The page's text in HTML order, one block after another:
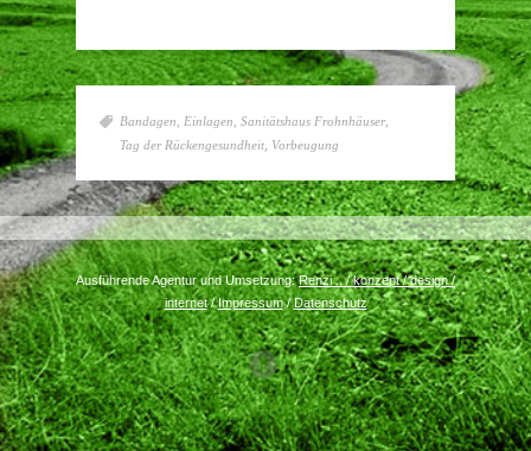
Bandagen Einlagen Sanitätshaus Frohnhäuser
Tag der Rückengesundheit Vorbeugung
Ausführende Agentur und Umsetzung:Renzi .. / konzept / design /
internet/Impressum/Datenschutz